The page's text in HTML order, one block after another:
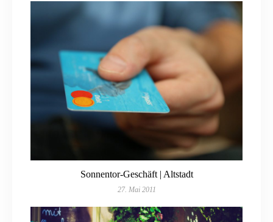
Sonnentor-Geschäft | Altstadt
27. Mai 2011